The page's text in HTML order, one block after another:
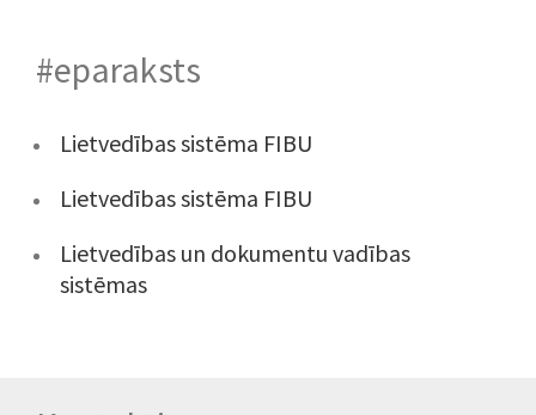
#eparaksts
Lietvedības sistēma FIBU
Lietvedības sistēma FIBU
Lietvedības un dokumentu vadības
sistēmas